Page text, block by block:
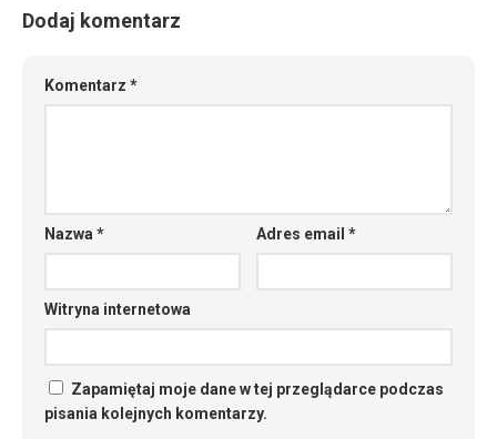
Dodaj komentarz
Komentarz *
Nazwa * Adres email*
Witryna internetowa
Zapamiętaj moje dane w tej przeglądarce podczas
pisania kolejnych komentarzy.